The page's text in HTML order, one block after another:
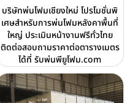
บริษัทพ่นโฟมเชียงใหม่ โปรโมชั่นพิ
เศษสำหรับการพ่นโฟมหลังคาพื้นที่
ใหญ่ ประเมินหน้างานฟรีทั่วไทย
ติดต่อสอบถามราคาต่อตารางเมตร
ได้ที่ รับพ่นพียูโฟม.com